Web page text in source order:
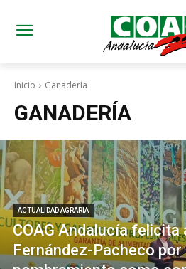
Inicio Ganadería
GANADERÍA
ACTUALIDAD AGRARIA
COAG Andalucía felicita
Fernández-Pacheco por